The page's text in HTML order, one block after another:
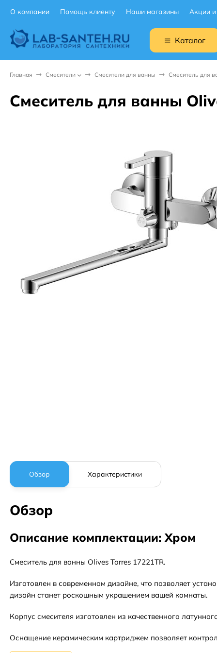
О компании Помощь клиенту Наши магазины Акции
Каталог
Главная Смесители Смесители для ванны Смеситель для
Смеситель для ванны
Обзор Характеристики
Обзор
Описание комплектации: Хром
Смеситель для ванны Olives Torres 17221TR.
Изготовлен в современном дизайне, что позволяет
дизайн станет роскошным украшением вашей комнаты.
Корпус смесителя изготовлен из качественного
Оснащение керамическим картриджем позволяет